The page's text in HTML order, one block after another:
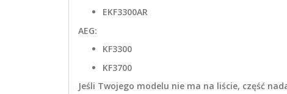
EKF3300AR
AEG:
KF3300
KF3700
Jeśli Twojego modelu nie ma na liście, część